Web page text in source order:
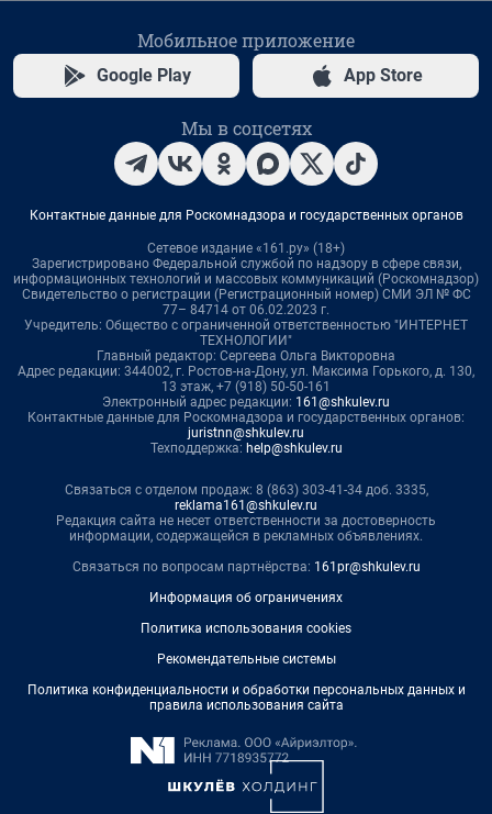
Мобильное приложение
Google Play App Store
Мы в соцсетях
Контактные данные для Роскомнадзора и государственных органов
Сетевое издание «161.ру» (18+)
Зарегистрировано Федеральной службой по надзору в сфере связи,
информационных технологий и массовых коммуникаций (Роскомнадзор)
Свидетельство о регистрации (Регистрационный номер) СМИ ЭЛ № ФС
77– 84714 от 06.02.2023 г.
Учредитель: Общество с ограниченной ответственностью "ИНТЕРНЕТ
ТЕХНОЛОГИИ"
Главный редактор: Сергеева Ольга Викторовна
Адрес редакции: 344002, г. Ростов-на-Дону, ул. Максима Горького, д. 130,
13 этаж, +7 (918) 50-50-161
Электронный адрес редакции: 161@shkulev.ru
Контактные данные для Роскомнадзора и государственных органов:
juristnn@shkulev.ru
Техподдержка: help@shkulev.ru
Связаться с отделом продаж: 8 (863) 303-41-34 доб. 3335,
reklama161@shkulev.ru
Редакция сайта не несет ответственности за достоверность
информации, содержащейся в рекламных объявлениях.
Связаться по вопросам партнёрства: 161pr@shkulev.ru
Информация об ограничениях
Политика использования cookies
Рекомендательные системы
Политика конфиденциальности и обработки персональных данных и
правила использования сайта